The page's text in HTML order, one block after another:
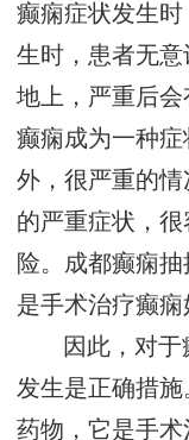
癫痫症状发生
生时，患者无
地上，严重后
癫痫成为一种
外，很严重的
的严重症状，
险。成都癫痫
是手术治疗癫痫
因此，对
发生是正确措
药物，它是手